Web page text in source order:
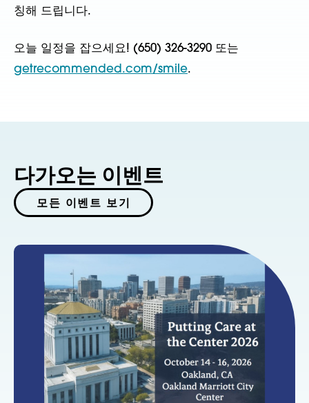
칭해 드립니다.
오늘 일정을 잡으세요! (650) 326-3290 또는
getrecommended.com/smile.
다가오는 이벤트
모든 이벤트 보기